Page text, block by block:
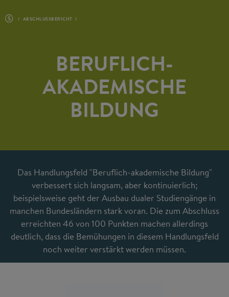
ABSCHLUSSBERICHT
BERUFLICH-
AKADEMISCHE
BILDUNG
Das Handlungsfeld "Beruflich-akademische Bildung"
verbessert sich langsam, aber kontinuierlich;
beispielsweise geht der Ausbau dualer Studiengänge in
manchen Bundesländern stark voran. Die zum Abschluss
erreichten 46 von 100 Punkten machen allerdings
deutlich, dass die Bemühungen in diesem Handlungsfeld
noch weiter verstärkt werden müssen.